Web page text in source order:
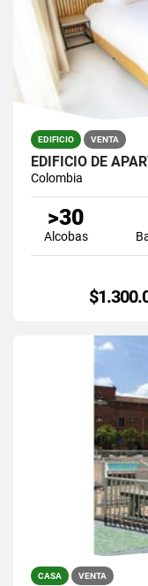
EDIFICIO VENTA
Colombia
>30
Alcobas
CASA VENTA